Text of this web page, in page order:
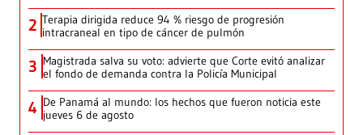
2 Terapia dirigida reduce 94 % riesgo de progresión
intracraneal en tipo de cáncer de pulmón
3 Magistrada salva su voto: advierte que Corte evitó analizar
el fondo de demanda contra la Policía Municipal
4 De Panamá al mundo: los hechos que fueron noticia este
jueves 6 de agosto